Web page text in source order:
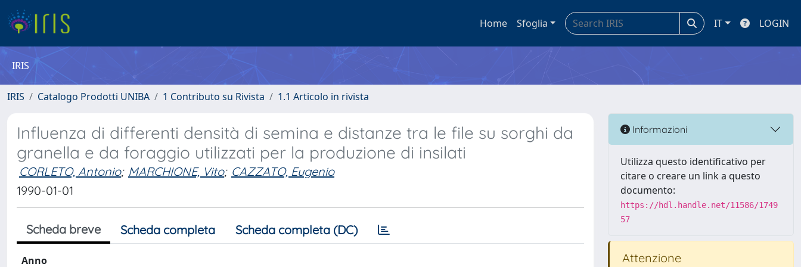
Home Sfoglia IT LOGIN
IRIS
IRIS Catalogo Prodotti UNIBA 1 Contributo su Rivista 1.1 Articolo in rivista
Influenza di differenti densità di semina e distanze tra le file su sorghi da
granella e da foraggio utilizzati per la produzione di insilati
CORLETO, Antonio; MARCHIONE, Vito; CAZZATO, Eugenio
1990-01-01
Scheda breve Scheda completa Scheda completa (DC)
Anno
Informazioni
Utilizza questo identificativo per
citare o creare un link a questo
documento:
https://hdl.handle.net/11586/1749
57
Attenzione